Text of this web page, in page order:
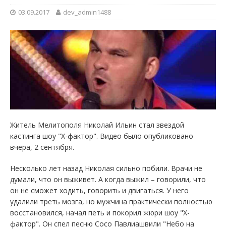
03.09.2017 dev_admin1488
Житель Мелитополя Николай Ильин стал звездой
кастинга шоу "Х-фактор". Видео было опубликовано
вчера, 2 сентября.
Несколько лет назад Николая сильно побили. Врачи не
думали, что он выживет. А когда выжил – говорили, что
он не сможет ходить, говорить и двигаться. У него
удалили треть мозга, но мужчина практически полностью
восстановился, начал петь и покорил жюри шоу "Х-
фактор". Он спел песню Сосо Павлиашвили "Небо на